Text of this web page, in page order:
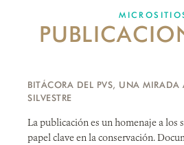
NOTICIAS
ALIADOS Y
BITÁCORA DEL PVS, UNA MIRADA
SILVESTRE
La publicación es un homenaje a los
papel clave en la conservación.